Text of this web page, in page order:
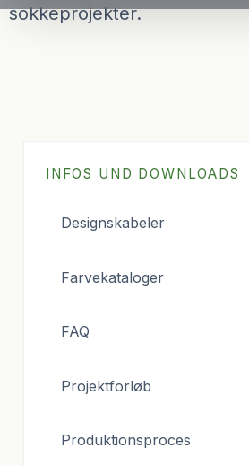
sokkeprojekter.
INFOS UND DOWNLOADS
Designskabeler
Farvekataloger
FAQ
Projektforløb
Produktionsproces